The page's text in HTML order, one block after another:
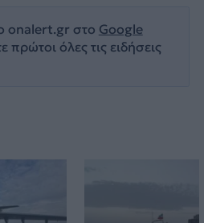
onalert.gr στο Google
πρώτοι όλες τις ειδήσεις